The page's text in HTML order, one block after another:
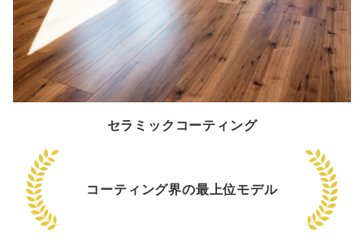
セラミックコーティング
コーティング界の最上位モデル